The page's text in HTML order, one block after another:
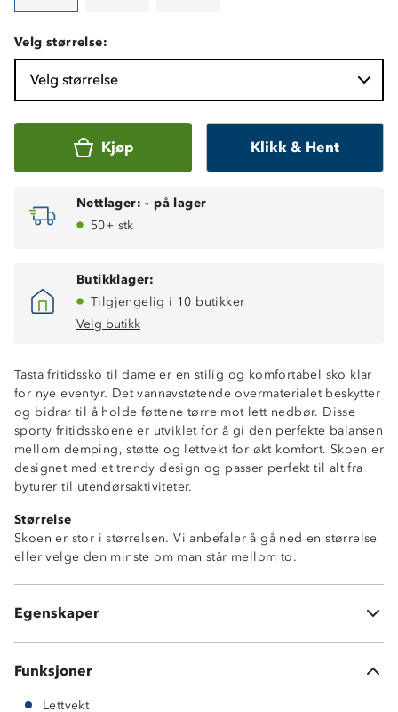
Velg størrelse:
Velg størrelse
Kjøp Klikk & Hent
Nettlager: - på lager
50+ stk
Butikklager:
Tilgjengelig i 10 butikker
Velg butikk
Tasta fritidssko til dame er en stilig og komfortabel sko klar
for nye eventyr. Det vannavstøtende overmaterialet beskytter
og bidrar til å holde føttene tørre mot lett nedbør. Disse
sporty fritidsskoene er utviklet for å gi den perfekte balansen
mellom demping, støtte og lettvekt for økt komfort. Skoen er
designet med et trendy design og passer perfekt til alt fra
byturer til utendørsaktiviteter.
Størrelse
Skoen er stor i størrelsen. Vi anbefaler å gå ned en størrelse
eller velge den minste om man står mellom to.
Egenskaper
Lettvekt
Vannavstøtende
Myk og komfortabel
Funksjoner
Lettvekt